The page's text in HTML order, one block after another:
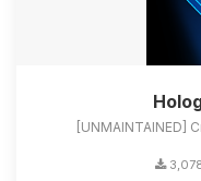
[UNMAINTAINED]